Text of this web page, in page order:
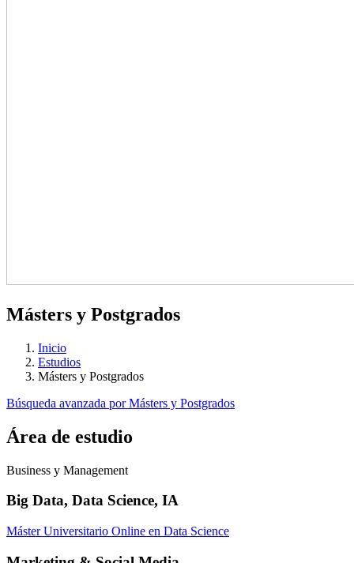
Másters y Postgrados
Inicio
Estudios
Másters y Postgrados
Búsqueda avanzada por Másters y Postgrados
Área de estudio
Business y Management
Big Data, Data Science, IA
Máster Universitario Online en Data Science